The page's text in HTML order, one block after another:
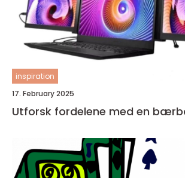
inspiration
17. February 2025
Utforsk fordelene med en